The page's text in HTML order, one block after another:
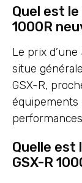
Quel est le
1000R
Le prix
situe
GSX-R,
équipements
Quelle est
GSX-R